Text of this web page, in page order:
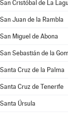
San Cristóbal de La
San Juan de la Rambla
San Miguel de Abona
San Sebastián de la
Santa Cruz de la Palma
Santa Cruz de Tenerife
Santa Úrsula